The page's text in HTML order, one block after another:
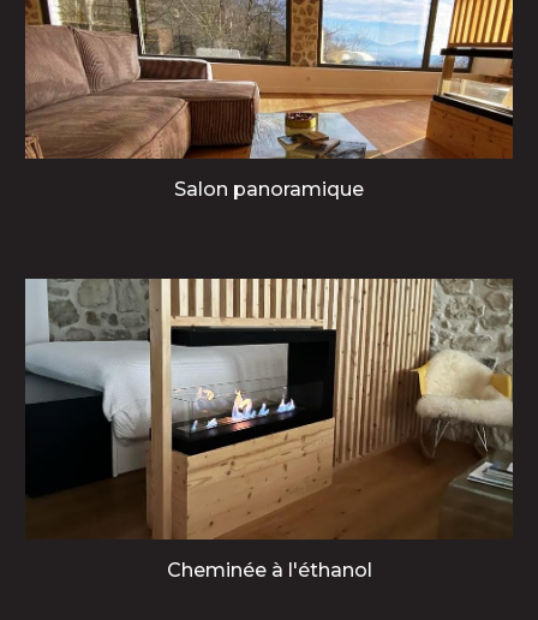
Salon panoramique
Cheminée à l'éthanol